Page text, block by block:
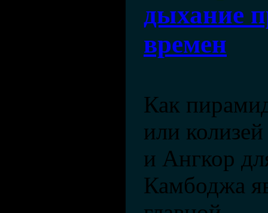
дыхание
времен
Как
или
и Ангкор
Камбоджа